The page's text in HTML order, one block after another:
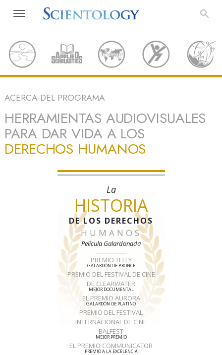
ACERCA DEL PROGRAMA
HERRAMIENTAS AUDIOVISUALES
PARA DAR VIDA A LOS
DERECHOS HUMANOS
La
HISTORIA
DE LOS DERECHOS
HUMANOS
Película Galardonada
PREMIO TELLY
GALARDÓN DE BRONCE
PREMIO DEL FESTIVAL DE CINE
DE CLEARWATER
MEJOR DOCUMENTAL
EL PREMIO AURORA
GALARDÓN DE PLATINO
PREMIO DEL FESTIVAL
INTERNACIONAL DE CINE
BALFEST
MEJOR PREMIO
EL PREMIO COMMUNICATOR
PREMIO A LA EXCELENCIA